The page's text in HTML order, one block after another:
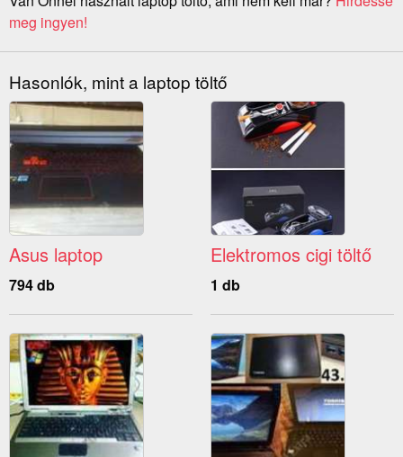
meg ingyen!
Hasonlók, mint a laptop töltő
Asus laptop
794 db
Elektromos cigi töltő
1 db